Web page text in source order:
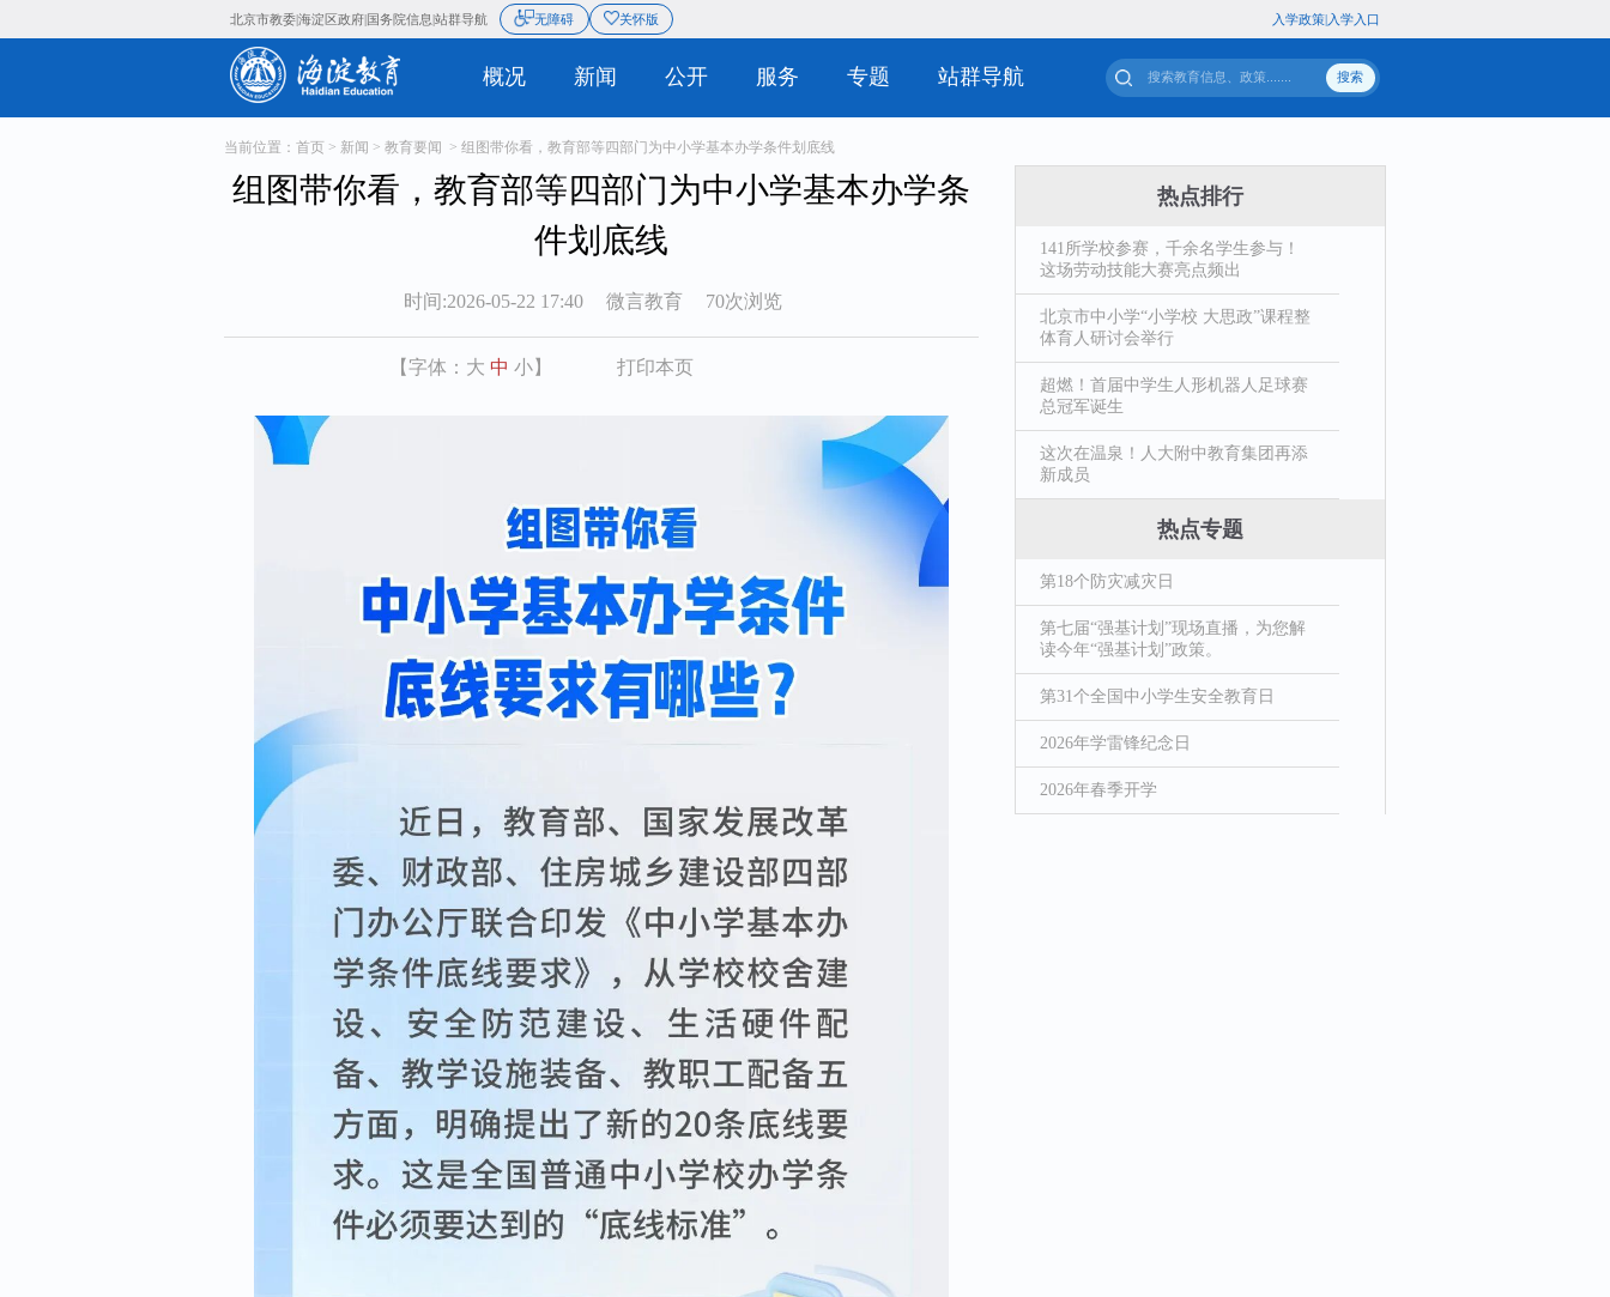
北京市教委|海淀区政府|国务院信息|站群导航 无障碍
概况 新闻 公开 服务 专题 站群导航
当前位置： 首页 > 新闻 > 教育要闻 > 组图带你看，教育部等四部门为中小学基本办学条件划底线
组图带你看，教育部等四部门为中小学基本办学条
件划底线
时间:2026-05-22 17:40 微言教育 70次浏览
【字体： 大 中 小】 打印本页
热点排行
141所学校参赛，千余名学生参与！
这场劳动技能大赛亮点频出
北京市中小学“小学校 大思政”课程整
体育人研讨会举行
超燃！首届中学生人形机器人足球赛
总冠军诞生
这次在温泉！人大附中教育集团再添
新成员
热点专题
第18个防灾减灾日
第七届“强基计划”现场直播，为您解
读今年“强基计划”政策。
第31个全国中小学生安全教育日
2026年学雷锋纪念日
2026年春季开学